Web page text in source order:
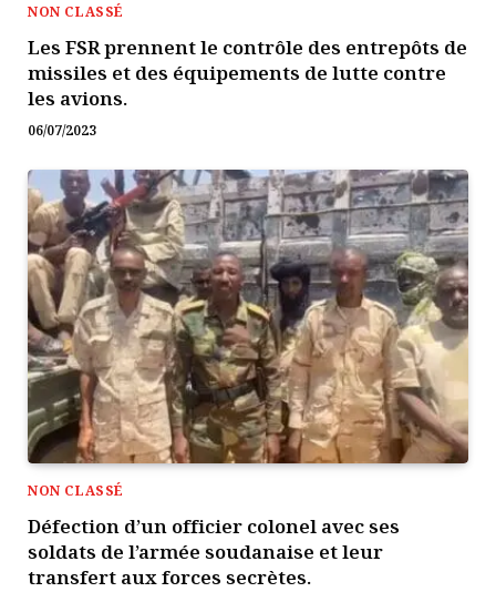
NON CLASSÉ
Les FSR prennent le contrôle des entrepôts de
missiles et des équipements de lutte contre
les avions.
06/07/2023
NON CLASSÉ
Défection d’un officier colonel avec ses
soldats de l’armée soudanaise et leur
transfert aux forces secrètes.